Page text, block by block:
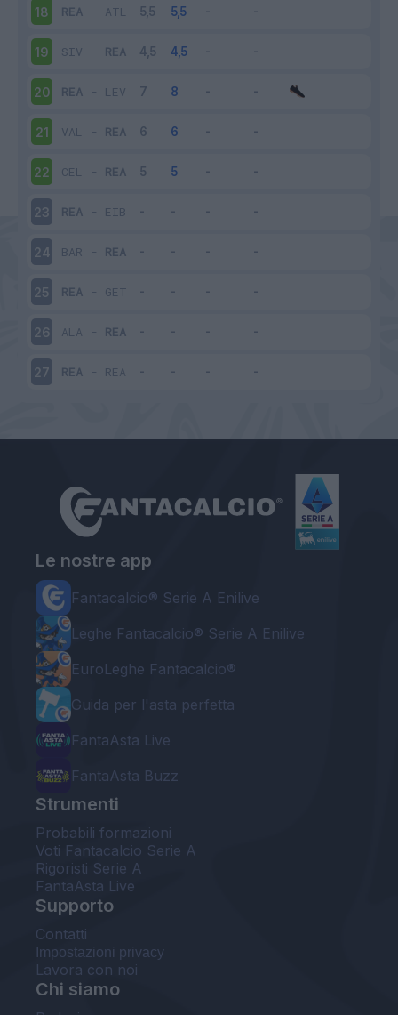
18 REA - ATL
19 SIV - REA
20 REA - LEV
21 VAL - REA
22 CEL - REA
23 REA - EIB
24 BAR - REA
25 REA - GET
26 ALA - REA
27 REA - REA
Le nostre app
Fantacalcio® Serie A Enilive
Leghe Fantacalcio® Serie A Enilive
EuroLeghe Fantacalcio®
Guida per l'asta perfetta
FantaAsta Live
FantaAsta Buzz
Strumenti
Probabili formazioni
Voti Fantacalcio Serie A
Rigoristi Serie A
FantaAsta Live
Supporto
Contatti
Impostazioni privacy
Lavora con noi
Chi siamo